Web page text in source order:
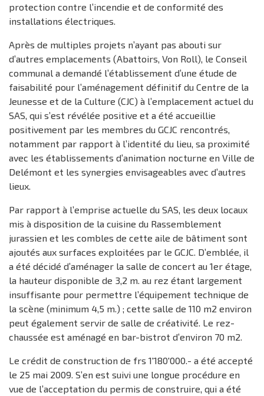
protection contre l’incendie et de conformité des
installations électriques.
Après de multiples projets n’ayant pas abouti sur
d’autres emplacements (Abattoirs, Von Roll), le Conseil
communal a demandé l’établissement d’une étude de
faisabilité pour l’aménagement définitif du Centre de la
Jeunesse et de la Culture (CJC) à l’emplacement actuel du
SAS, qui s’est révélée positive et a été accueillie
positivement par les membres du GCJC rencontrés,
notamment par rapport à l’identité du lieu, sa proximité
avec les établissements d’animation nocturne en Ville de
Delémont et les synergies envisageables avec d’autres
lieux.
Par rapport à l’emprise actuelle du SAS, les deux locaux
mis à disposition de la cuisine du Rassemblement
jurassien et les combles de cette aile de bâtiment sont
ajoutés aux surfaces exploitées par le GCJC. D’emblée, il
a été décidé d’aménager la salle de concert au 1er étage,
la hauteur disponible de 3,2 m. au rez étant largement
insuffisante pour permettre l’équipement technique de
la scène (minimum 4,5 m.) ; cette salle de 110 m2 environ
peut également servir de salle de créativité. Le rez-
chaussée est aménagé en bar-bistrot d’environ 70 m2.
Le crédit de construction de frs 1'180'000.- a été accepté
le 25 mai 2009. S’en est suivi une longue procédure en
vue de l’acceptation du permis de construire, qui a été